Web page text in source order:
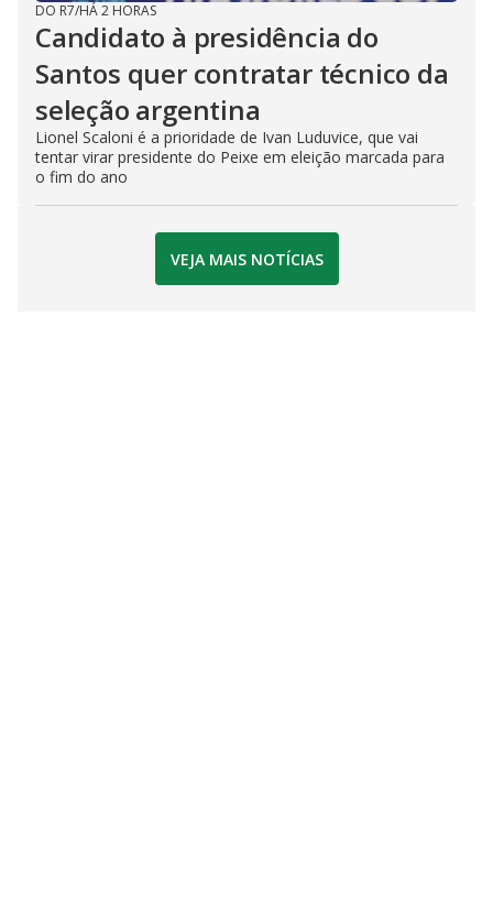
DO R7/HÁ 2 HORAS
Candidato à presidência do
Santos quer contratar técnico da
seleção argentina
Lionel Scaloni é a prioridade de Ivan Luduvice, que vai
tentar virar presidente do Peixe em eleição marcada para
o fim do ano
VEJA MAIS NOTÍCIAS